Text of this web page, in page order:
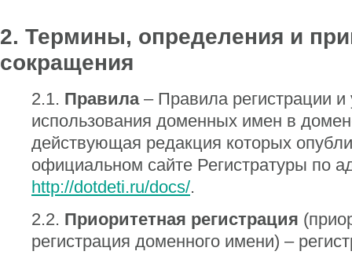
2. Термины, определения и
сокращения
2.1. Правила– Правила регистрации и
использования доменных имен в
действующая редакция которых
официальном сайте Регистратуры по
http://dotdeti.ru/docs/.
2.2. Приоритетная регистрация
регистрация доменного имени) –